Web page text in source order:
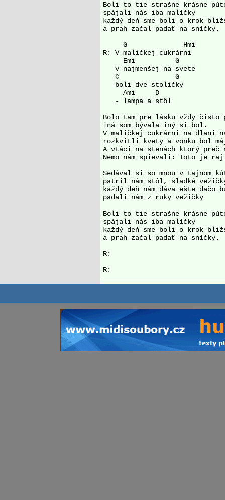
Boli to tie strašne krásne
spájali nás iba malíčky
každý deň sme boli o krok
a prah začal padať na sníčky.
     G              Hmi
R: V maličkej cukrárni
     Emi          G
   v najmenšej na svete
   C              G
   boli dve stoličky
     Ami     D
   - lampa a stôl
Bolo tam pre lásku vždy
iná som bývala iný si bol.
V maličkej cukrárni na dlani
rozkvitli kvety a vonku bol
A vtáci na stenách ktorý
Nemo nám spievali: Toto je
Sedával si so mnou v tajnom
patril nám stôl, sladké
každý deň nám dáva ešte dačo
padali nám z ruky vežičky
Boli to tie strašne krásne
spájali nás iba malíčky
každý deň sme boli o krok
a prah začal padať na sníčky.
R: